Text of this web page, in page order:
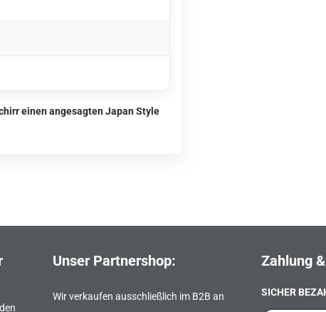
einen angesagten Japan Style
Unser Partnershop:
Wir verkaufen ausschließlich im B2B an
Zahlung
SICHER